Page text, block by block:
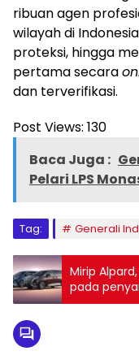
ribuan agen
wilayah di
proteksi, hingga
pertama secara
dan terverifikasi.
Post Views: 130
Baca Juga :
Pelari LPS
Tag: Generali
Mirip
pada